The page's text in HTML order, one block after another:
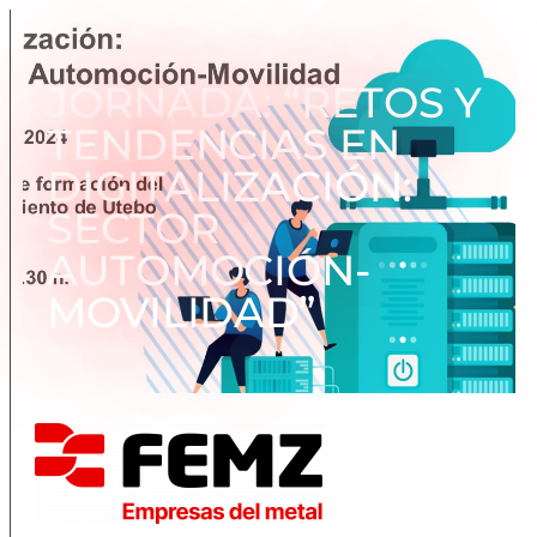
JORNADA: “RETOS Y
TENDENCIAS EN
DIGITALIZACIÓN:
SECTOR
AUTOMOCIÓN-
MOVILIDAD”